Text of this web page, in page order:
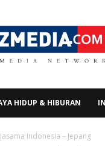
HIDUP & HIBURAN
Indonesia – Jepang